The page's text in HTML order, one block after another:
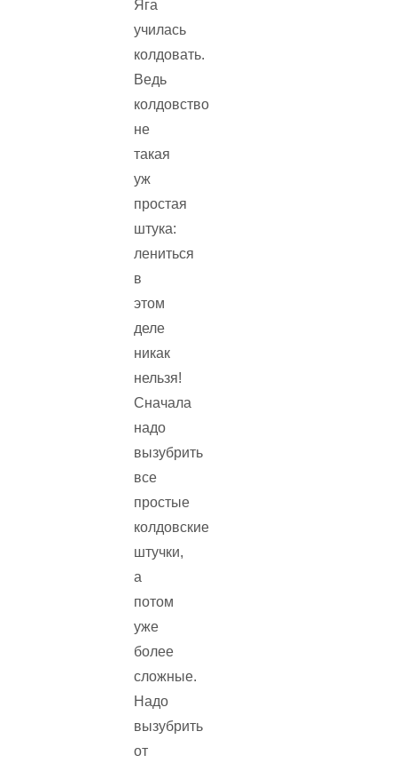
Яга
училась
колдовать.
Ведь
колдовство
не
такая
уж
простая
штука:
лениться
в
этом
деле
никак
нельзя!
Сначала
надо
вызубрить
все
простые
колдовские
штучки,
а
потом
уже
более
сложные.
Надо
вызубрить
от